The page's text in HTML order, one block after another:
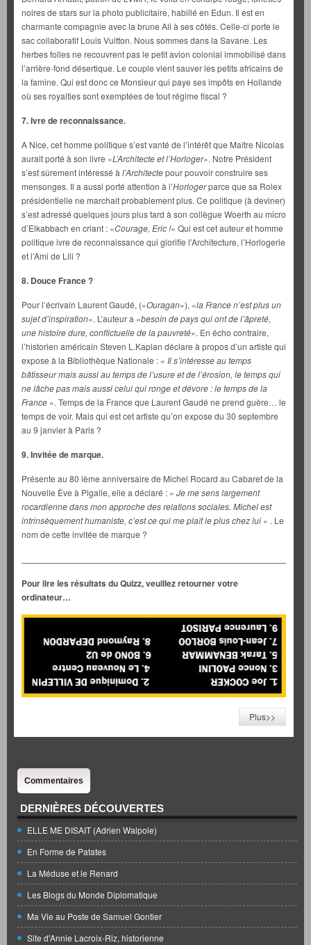
noires de stars sur la photo publicitaire, habillé en Edun. Il est en
charmante compagnie avec la brune Ali à ses côtés. Celle-ci porte le
sac collaboratif Louis Vuitton. Nous sommes dans la Savane. Les
herbes folles ne recouvrent pas le petit avion colonial immobilisé dans
l’arrière-fond désertique. Le couple vient sauver les petits africains de
la famine. Qui est donc ce Monsieur qui paye ses impôts en Hollande
où ses royalties sont exemptées de tout régime fiscal ?
7. Ivre de reconnaissance.
A Nice, cet homme politique s’est vanté de l’intérêt que Maître Nicolas
aurait porté à son livre «L’Architecte et l’Horloger». Notre Président
s’est sûrement intéressé àl’Architectepour pouvoir construire ses
mensonges. Il a aussi porté attention à l’Horlogerparce que sa Rolex
présidentielle ne marchait probablement plus. Ce politique (à deviner)
s’est adressé quelques jours plus tard à son collègue Woerth au micro
d’Elkabbach en criant : «Courage, Eric !» Qui est cet auteur et homme
politique ivre de reconnaissance qui glorifie l’Architecture, l’Horlogerie
et l’Ami de Lili ?
8. Douce France ?
Pour l’écrivain Laurent Gaudé, («Ouragan»), «la France n’est plus un
sujet d’inspiration». L’auteur a «besoin de pays qui ont de l’âpreté,
une histoire dure, conflictuelle de la pauvreté». En écho contraire,
l’historien américain Steven L.Kaplan déclare à propos d’un artiste qui
expose à la Bibliothèque Nationale : « Il s’intéresse au temps
bâtisseur mais aussi au temps de l’usure et de l’érosion, le temps qui
ne lâche pas mais aussi celui qui ronge et dévore : le temps de la
France ». Temps de la France que Laurent Gaudé ne prend guère… le
temps de voir. Mais qui est cet artiste qu’on expose du 30 septembre
au 9 janvier à Paris ?
9. Invitée de marque.
Présente au 80 ième anniversaire de Michel Rocard au Cabaret de la
Nouvelle Ève à Pigalle, elle a déclaré : « Je me sens largement
rocardienne dans mon approche des relations sociales. Michel est
intrinsèquement humaniste, c’est ce qui me plaît le plus chez lui « . Le
nom de cette invitée de marque ?
Pour lire les résultats du Quizz, veuillez retourner votre
ordinateur…
Plus>>
Commentaires
DERNIÈRES DÉCOUVERTES
ELLE ME DISAIT (Adrien Walpole)
En Forme de Patates
La Méduse et le Renard
Les Blogs du Monde Diplomatique
Ma Vie au Poste de Samuel Gontier
Site d'Annie Lacroix-Riz, historienne